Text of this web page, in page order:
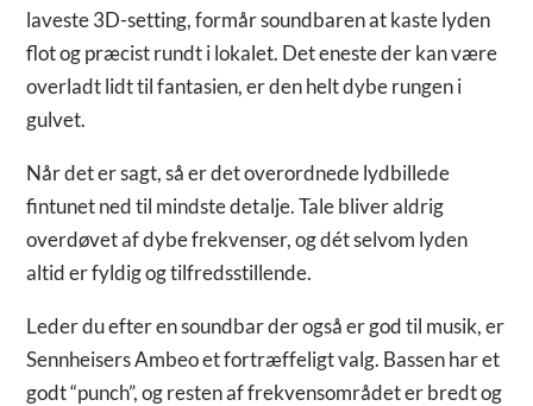
laveste 3D-setting, formår soundbaren at kaste lyden
flot og præcist rundt i lokalet. Det eneste der kan være
overladt lidt til fantasien, er den helt dybe rungen i
gulvet.
Når det er sagt, så er det overordnede lydbillede
fintunet ned til mindste detalje. Tale bliver aldrig
overdøvet af dybe frekvenser, og dét selvom lyden
altid er fyldig og tilfredsstillende.
Leder du efter en soundbar der også er god til musik, er
Sennheisers Ambeo et fortræffeligt valg. Bassen har et
godt “punch”, og resten af frekvensområdet er bredt og